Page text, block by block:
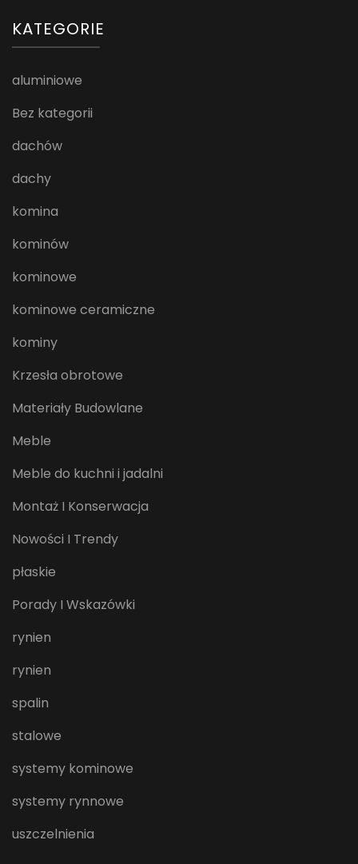
KATEGORIE
aluminiowe
Bez kategorii
dachów
dachy
komina
kominów
kominowe
kominowe ceramiczne
kominy
Krzesła obrotowe
Materiały Budowlane
Meble
Meble do kuchni i jadalni
Montaż I Konserwacja
Nowości I Trendy
płaskie
Porady I Wskazówki
rynien
rynien
spalin
stalowe
systemy kominowe
systemy rynnowe
uszczelnienia